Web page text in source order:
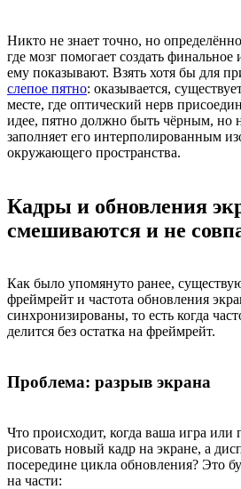
Никто не знает точно, но
где мозг помогает создать финальное
ему показывают. Взять хотя бы для
слепое пятно: оказывается,
месте, где оптический нерв
идее, пятно должно быть чёрным, но
заполняет его интерполированным
окружающего пространства.
Кадры и обновления
смешиваются и не
Как было упомянуто ранее,
фреймрейт и частота обновления
синхронизированы, то есть когда
делится без остатка на фреймрейт.
Проблема: разрыв экрана
Что происходит, когда ваша игра
рисовать новый кадр на экране, а
посередине цикла обновления? Это
на части: